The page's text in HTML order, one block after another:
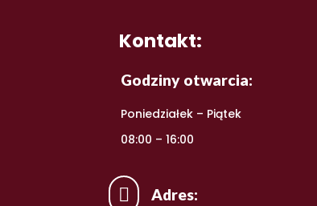
Kontakt:
Godziny otwarcia:
Poniedziałek – Piątek
08:00 – 16:00
 Adres: